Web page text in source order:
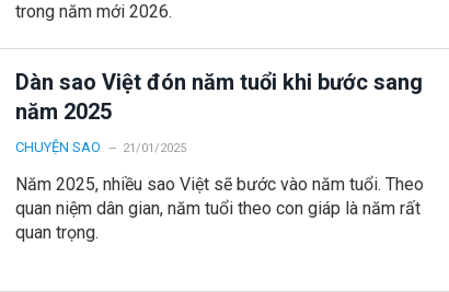
trong năm mới 2026.
Dàn sao Việt đón năm tuổi khi bước sang
năm 2025
CHUYỆN SAO 21/01/2025
Năm 2025, nhiều sao Việt sẽ bước vào năm tuổi. Theo
quan niệm dân gian, năm tuổi theo con giáp là năm rất
quan trọng.